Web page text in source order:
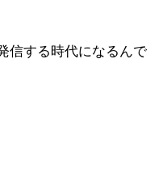
信する時代になるんで